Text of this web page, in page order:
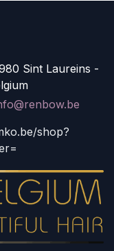
Sint Laureins -
shop?